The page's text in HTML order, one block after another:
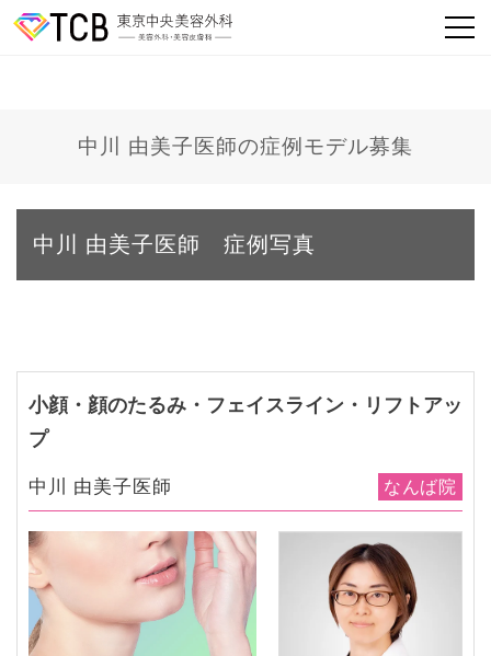
中川 由美子医師の症例モデル募集
中川 由美子医師 症例写真
小顔・顔のたるみ・フェイスライン・リフトアッ
プ
中川 由美子医師 なんば院